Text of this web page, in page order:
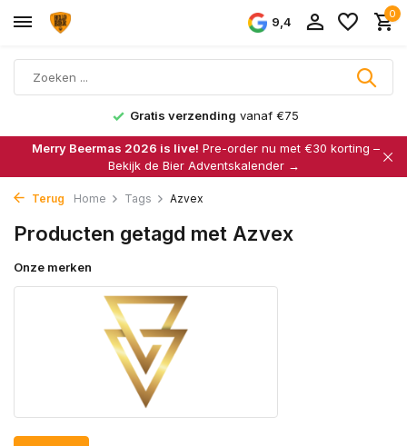
9,4
0
Gratis verzending vanaf €75
Merry Beermas 2026 is live! Pre-order nu met €30 korting –
Bekijk de Bier Adventskalender →
Terug Home Tags Azvex
Producten getagd met Azvex
Onze merken